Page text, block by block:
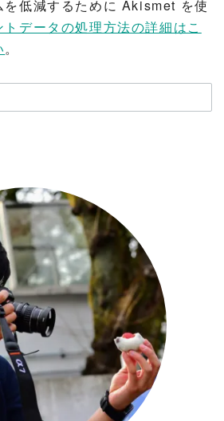
を低減するために Akismet を使
トデータの処理方法の詳細はこ
。